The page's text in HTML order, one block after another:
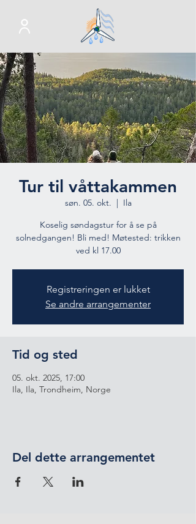
Tur til våttakammen
søn. 05. okt.
  |
Ila
Koselig søndagstur for å se på
solnedgangen! Bli med! Møtested: trikken
ved kl 17.00
Registreringen er lukket
Se andre arrangementer
Tid og sted
05. okt. 2025, 17:00
Ila, Ila, Trondheim, Norge
Del dette arrangementet